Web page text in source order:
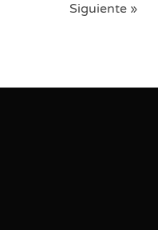
Siguiente »